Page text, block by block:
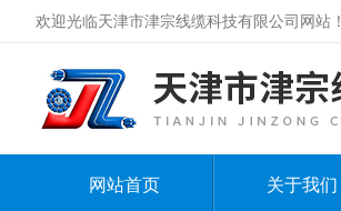
欢迎光临天津市津宗线缆科技有限公司网站！
网站首页 关于我们